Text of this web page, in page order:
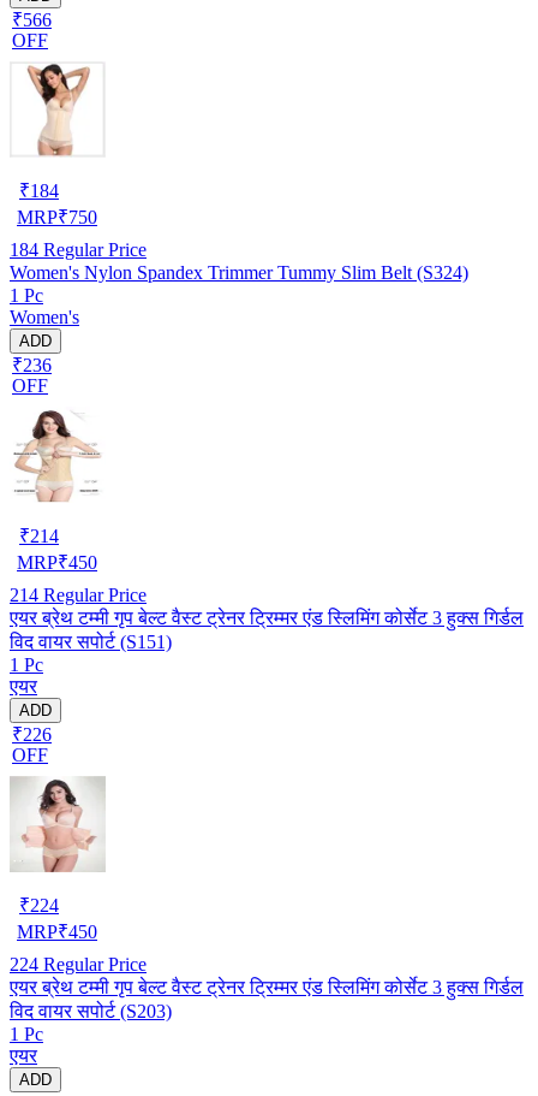
₹566
OFF
₹184
MRP₹750
184 Regular Price
Women's Nylon Spandex Trimmer Tummy Slim Belt (S324)
1 Pc
Women's
ADD
₹236
OFF
₹214
MRP₹450
214 Regular Price
एयर ब्रेथ टम्मी गृप बेल्ट वैस्ट ट्रेनर ट्रिम्मर एंड स्लिमिंग कोर्सेट 3 हुक्स गिर्डल
विद वायर सपोर्ट (S151)
1 Pc
एयर
ADD
₹226
OFF
₹224
MRP₹450
224 Regular Price
एयर ब्रेथ टम्मी गृप बेल्ट वैस्ट ट्रेनर ट्रिम्मर एंड स्लिमिंग कोर्सेट 3 हुक्स गिर्डल
विद वायर सपोर्ट (S203)
1 Pc
एयर
ADD